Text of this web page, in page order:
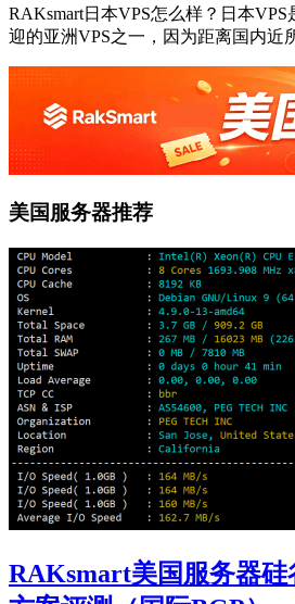
RAKsmart日本VPS怎么样？日本
迎的亚洲VPS之一，因为距离国内近
美国服务器推荐
RAKsmart美国服务器硅